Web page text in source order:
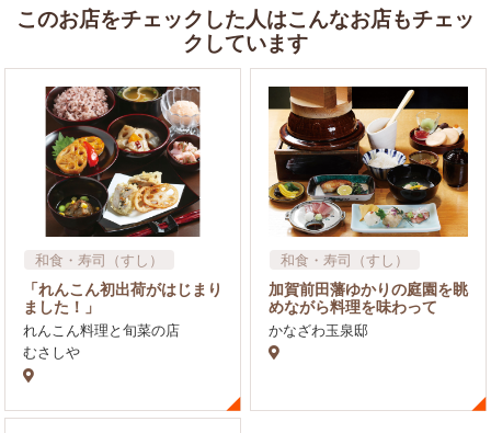
このお店をチェックした人はこんなお店もチェッ
クしています
和食・寿司（すし）
「れんこん初出荷がはじまり
ました！」
れんこん料理と旬菜の店
むさしや
和食・寿司（すし）
飲食店
ブライダル
加賀前田藩ゆかりの庭園を眺
めながら料理を味わって
かなざわ玉泉邸